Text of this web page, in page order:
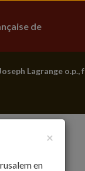
de
Lagrange
×
en